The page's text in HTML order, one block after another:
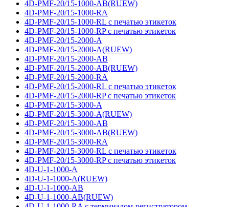
4D-PMF-20/15-1000-AB(RUEW)
4D-PMF-20/15-1000-RA
4D-PMF-20/15-1000-RL с печатью этикеток
4D-PMF-20/15-1000-RP с печатью этикеток
4D-PMF-20/15-2000-A
4D-PMF-20/15-2000-A(RUEW)
4D-PMF-20/15-2000-AB
4D-PMF-20/15-2000-AB(RUEW)
4D-PMF-20/15-2000-RA
4D-PMF-20/15-2000-RL с печатью этикеток
4D-PMF-20/15-2000-RP с печатью этикеток
4D-PMF-20/15-3000-A
4D-PMF-20/15-3000-A(RUEW)
4D-PMF-20/15-3000-AB
4D-PMF-20/15-3000-AB(RUEW)
4D-PMF-20/15-3000-RA
4D-PMF-20/15-3000-RL с печатью этикеток
4D-PMF-20/15-3000-RP с печатью этикеток
4D-U-1-1000-A
4D-U-1-1000-A(RUEW)
4D-U-1-1000-AB
4D-U-1-1000-AB(RUEW)